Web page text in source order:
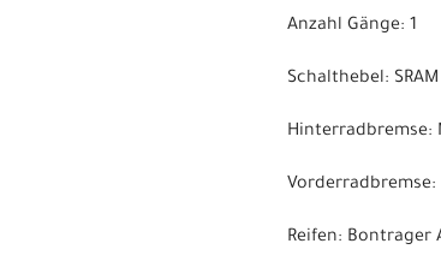
Anzahl Gänge: 1
Schalthebel: SRAM
Hinterradbremse:
Reifen: Bontrager